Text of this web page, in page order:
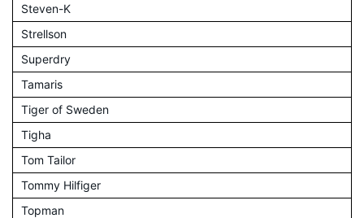
Steven-K
Strellson
Superdry
Tamaris
Tiger of Sweden
Tigha
Tom Tailor
Tommy Hilfiger
Topman